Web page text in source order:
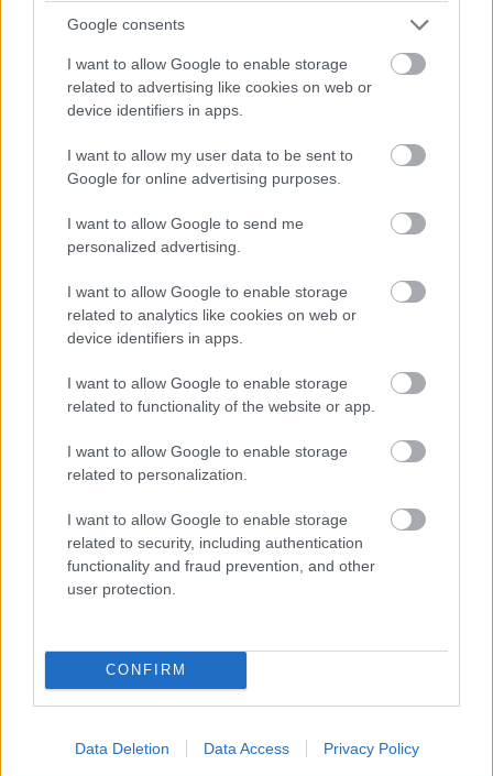
Google consents
I want to allow Google to enable storage
related to advertising like cookies on web or
device identifiers in apps.
I want to allow my user data to be sent to
Google for online advertising purposes.
I want to allow Google to send me
personalized advertising.
I want to allow Google to enable storage
related to analytics like cookies on web or
device identifiers in apps.
I want to allow Google to enable storage
related to functionality of the website or app.
I want to allow Google to enable storage
related to personalization.
I want to allow Google to enable storage
related to security, including authentication
functionality and fraud prevention, and other
user protection.
CONFIRM
Data Deletion Data Access Privacy Policy
Žije pri lese, chová sliepky a uspáva ju
ktoré vyzerá ako malý raj
K bytu ladili aj škáry v obklade. Majitelia